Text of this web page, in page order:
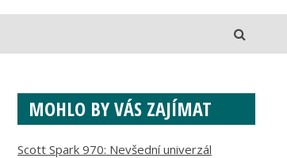
MOHLO BY VÁS ZAJÍMAT
Scott Spark 970: Nevšední univerzál